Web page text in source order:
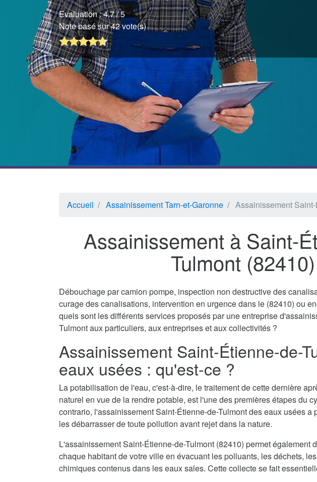
Evaluation :4.7/ 5
Note basé sur 42 vote(s)
Accueil Assainissement Tarn-et-Garonne Assainissement
Assainissement à Saint-
Tulmont (82410)
Débouchage par camion pompe, inspection non destructive des
curage des canalisations, intervention en urgence dans le (82410) ou
quels sont les différents services proposés par une entreprise
Tulmont aux particuliers, aux entreprises et aux collectivités ?
Assainissement Saint-Étienne-de-
eaux usées : qu'est-ce ?
La potabilisation de l'eau, c'est-à-dire, le traitement de cette dernière
naturel en vue de la rendre potable, est l'une des premières étapes du
contrario, l'assainissement Saint-Étienne-de-Tulmont des eaux usées a
les débarrasser de toute pollution avant rejet dans la nature.
L'assainissement Saint-Étienne-de-Tulmont (82410) permet également
chaque habitant de votre ville en évacuant les polluants, les déchets,
chimiques contenus dans les eaux sales. Cette collecte se fait